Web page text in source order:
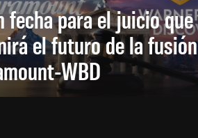
fecha para el juicio que
el futuro de la fusión
WBD